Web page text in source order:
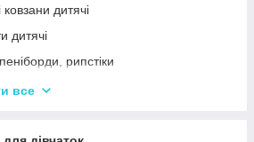
іграшкові кубики, пірамідки
іграшки-шнурівки
дитячі конструктори
іграшки
ковзани дитячі
дитячі
рипстіки
толокари
все